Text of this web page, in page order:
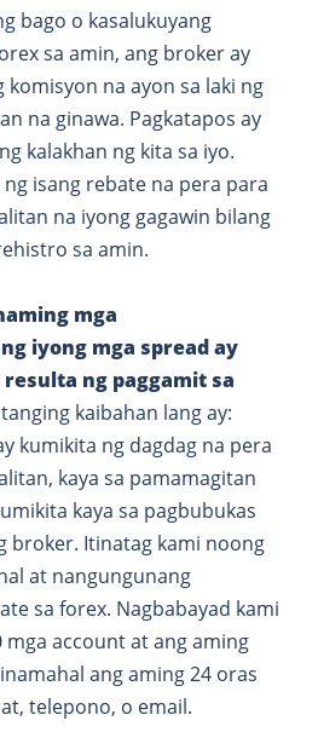
bago o kasalukuyang
sa amin, ang broker ay
na ayon sa laki ng
na ginawa. Pagkatapos ay
kalakhan ng kita sa iyo.
isang rebate na pera para
na iyong gagawin bilang
sa amin.
mga
iyong mga spread ay
ng paggamit sa
kaibahan lang ay:
kumikita ng dagdag na pera
kaya sa pamamagitan
kaya sa pagbubukas
broker. Itinatag kami noong
at nangungunang
sa forex. Nagbabayad kami
mga account at ang aming
ang aming 24 oras
telepono, o email.